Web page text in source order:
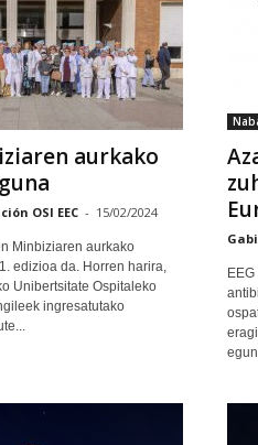
aurkako
OSI EEC - 15/02/2024
Minbiziaren aurkako
edizioa da. Horren harira,
Unibertsitate Ospitaleko
ingresatutako